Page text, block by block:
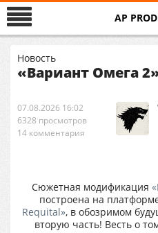
AP
Новость
«Вариант Омега
07.08.2026 16:02
6328 просмотров
14 комментария
Сюжетная модификация
построена на
Requital», в обозримом
вторую часть! Весть о